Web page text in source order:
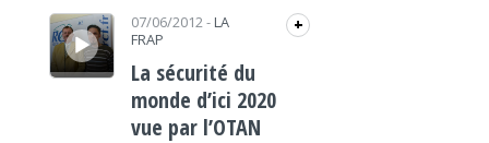
Lecteur audio 07/06/2012- LA
FRAP
+
La sécurité du
monde d’ici 2020
vue par l’OTAN